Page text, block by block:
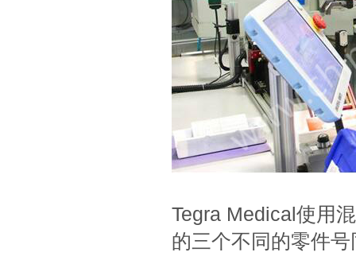
Tegra Medical使用
的三个不同的零件